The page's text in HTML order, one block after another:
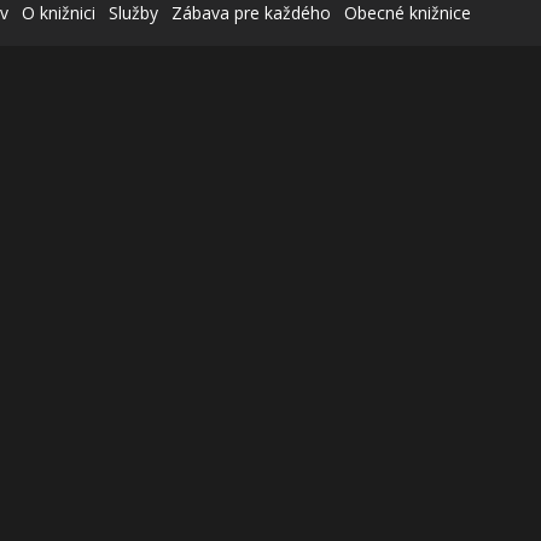
O knižnici Služby Zábava pre každého Obecné knižnice